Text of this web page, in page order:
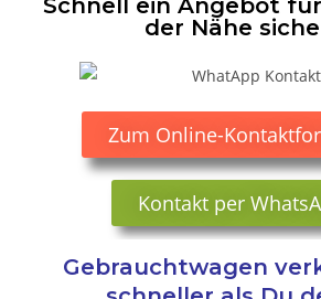
der Nähe
Zum Online-
Kontakt per
Gebrauchtwagen